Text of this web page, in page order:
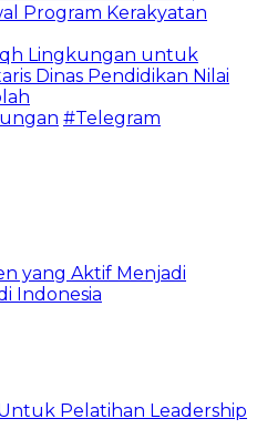
Program Kerakyatan
Lingkungan untuk
Dinas Pendidikan Nilai
#Telegram
yang Aktif Menjadi
Indonesia
Pelatihan Leadership